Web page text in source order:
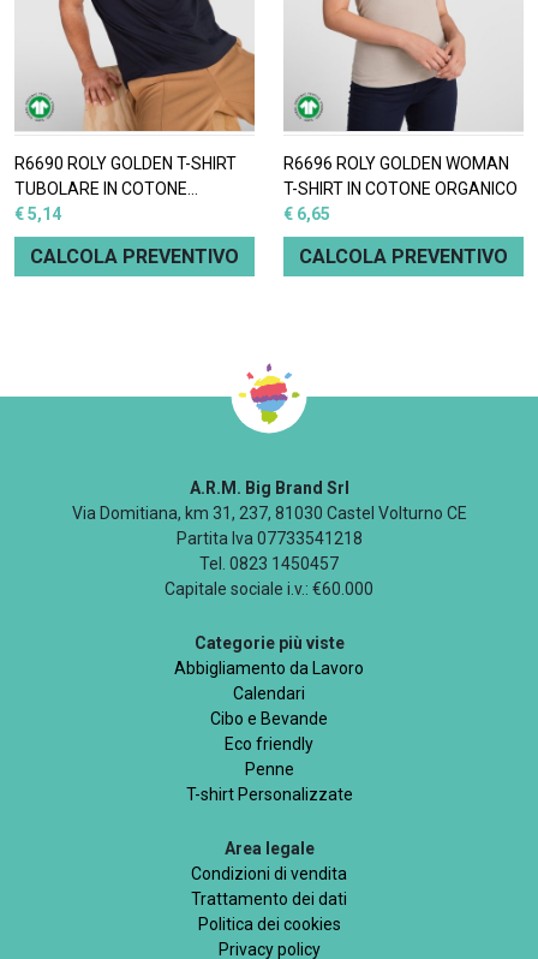
R6690 ROLY GOLDEN T-SHIRT
TUBOLARE IN COTONE
BIOLOGICO
€ 5,14
CALCOLA PREVENTIVO
R6696 ROLY GOLDEN WOMAN
T-SHIRT IN COTONE ORGANICO
€ 6,65
CALCOLA PREVENTIVO
A.R.M. Big Brand Srl
Via Domitiana, km 31, 237, 81030 Castel Volturno CE
Partita Iva 07733541218
Tel. 0823 1450457
Capitale sociale i.v.: €60.000
Categorie più viste
Abbigliamento da Lavoro
Calendari
Cibo e Bevande
Eco friendly
Penne
T-shirt Personalizzate
Area legale
Condizioni di vendita
Trattamento dei dati
Politica dei cookies
Privacy policy